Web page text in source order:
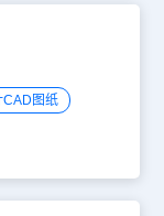
象，锁定该对象
对象不能编辑
技
锁定其它] 功能说
这些对象所在的
点
CAD图纸